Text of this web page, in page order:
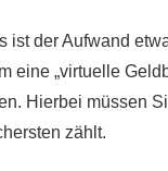
ist der Aufwand
eine „virtuelle
Hierbei müssen
zählt.